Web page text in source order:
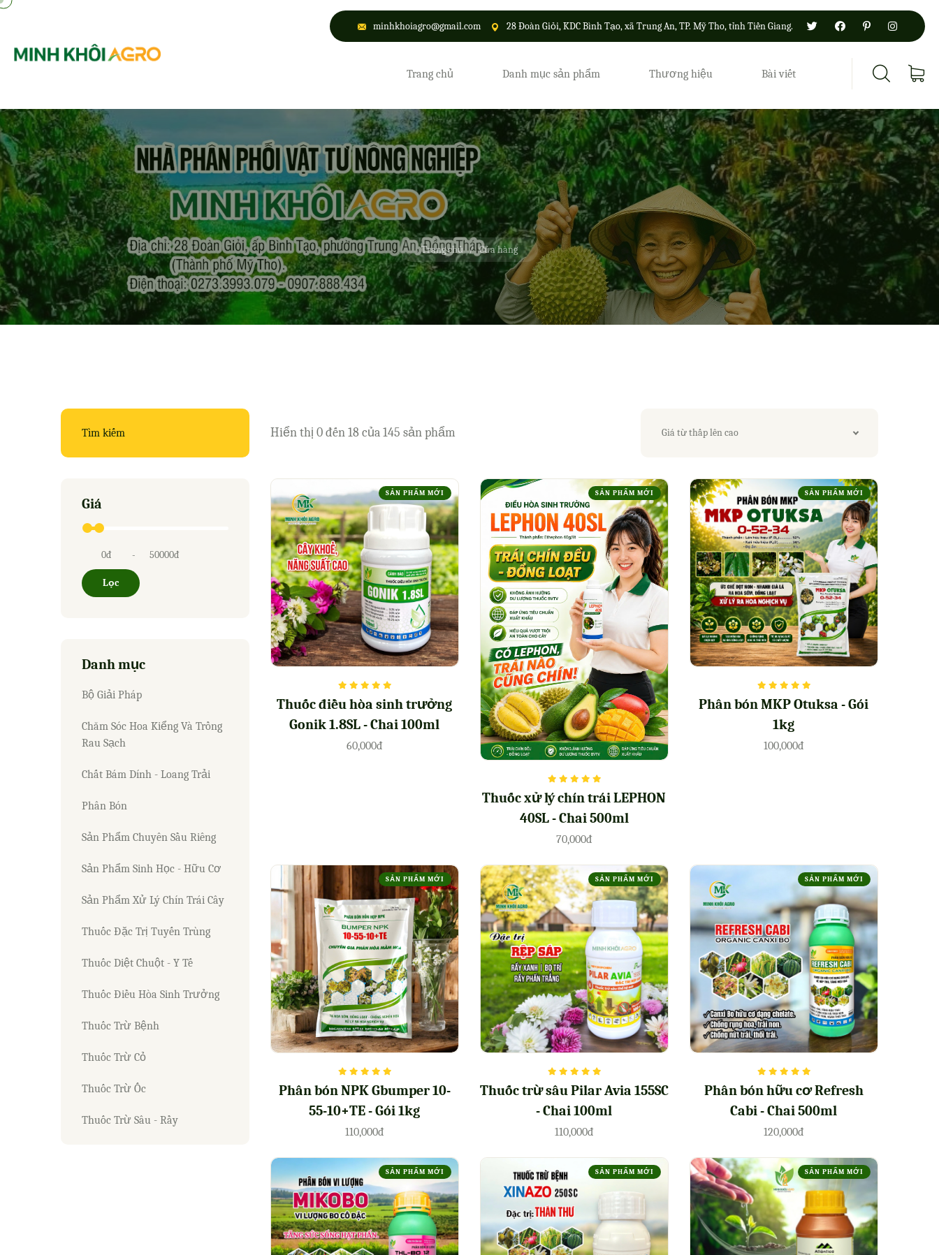
minhkhoiagro@gmail.com 28 Đoàn Giỏi, KDC Bình Tạo, xã Trung An, TP. Mỹ Tho, tỉnh Tiền Giang.
Trang chủ Danh mục sản phẩm Thương hiệu Bài viết
Trang chủ / Cửa hàng
Giá
-
Danh mục
Bộ Giải Pháp
Chăm Sóc Hoa Kiểng Và Trồng
Rau Sạch
Chất Bám Dính - Loang Trải
Phân Bón
Sản Phẩm Chuyên Sầu Riêng
Sản Phẩm Sinh Học - Hữu Cơ
Sản Phẩm Xử Lý Chín Trái Cây
Thuốc Đặc Trị Tuyến Trùng
Thuốc Diệt Chuột - Y Tế
Thuốc Điều Hòa Sinh Trưởng
Thuốc Trừ Bệnh
Thuốc Trừ Cỏ
Thuốc Trừ Ốc
Thuốc Trừ Sâu - Rầy
Hiển thị 0 đến 18 của 145 sản phẩm Giá từ thấp lên cao
SẢN PHẨM MỚI
Thuốc điều hòa sinh trưởng
Gonik 1.8SL - Chai 100ml
60,000đ
SẢN PHẨM MỚI
Thuốc xử lý chín trái LEPHON
40SL - Chai 500ml
70,000đ
SẢN PHẨM MỚI
Phân bón MKP Otuksa - Gói
1kg
100,000đ
SẢN PHẨM MỚI
Phân bón NPK Gbumper 10-
55-10+TE - Gói 1kg
110,000đ
SẢN PHẨM MỚI
Thuốc trừ sâu Pilar Avia 155SC
- Chai 100ml
110,000đ
SẢN PHẨM MỚI
Phân bón hữu cơ Refresh
Cabi - Chai 500ml
120,000đ
SẢN PHẨM MỚI SẢN PHẨM MỚI SẢN PHẨM MỚI